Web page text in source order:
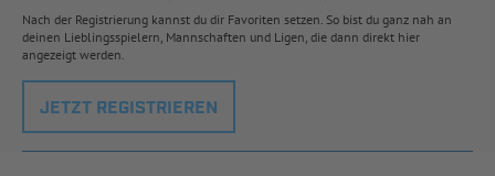
Nach der Registrierung kannst du dir Favoriten setzen. So bist du ganz nah an
deinen Lieblingsspielern, Mannschaften und Ligen, die dann direkt hier
angezeigt werden.
JETZT REGISTRIEREN